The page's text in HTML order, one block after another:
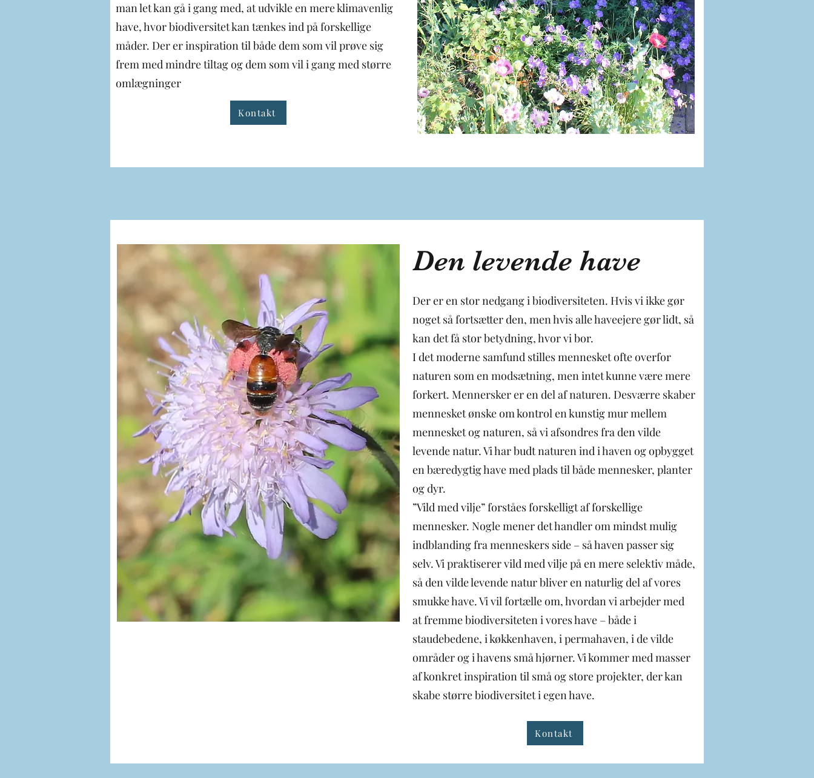
man let kan gå i gang med, at udvikle en mere klimavenlig
have, hvor biodiversitet kan tænkes ind på forskellige
måder. Der er inspiration til både dem som vil prøve sig
frem med mindre tiltag og dem som vil i gang med større
omlægninger
Kontakt
Den levende have
Der er en stor nedgang i biodiversiteten. Hvis vi ikke gør
noget så fortsætter den, men hvis alle haveejere gør lidt, så
kan det få stor betydning, hvor vi bor.
I det moderne samfund stilles mennesket ofte overfor
naturen som en modsætning, men intet kunne være mere
forkert. Mennersker er en del af naturen. Desværre skaber
mennesket ønske om kontrol en kunstig mur mellem
mennesket og naturen, så vi afsondres fra den vilde
levende natur. Vi har budt naturen ind i haven og opbygget
en bæredygtig have med plads til både mennesker, planter
og dyr.
”Vild med vilje” forståes forskelligt af forskellige
mennesker. Nogle mener det handler om mindst mulig
indblanding fra menneskers side – så haven passer sig
selv. Vi praktiserer vild med vilje på en mere selektiv måde,
så den vilde levende natur bliver en naturlig del af vores
smukke have. Vi vil fortælle om, hvordan vi arbejder med
at fremme biodiversiteten i vores have – både i
staudebedene, i køkkenhaven, i permahaven, i de vilde
områder og i havens små hjørner. Vi kommer med masser
af konkret inspiration til små og store projekter, der kan
skabe større biodiversitet i egen have.
Kontakt